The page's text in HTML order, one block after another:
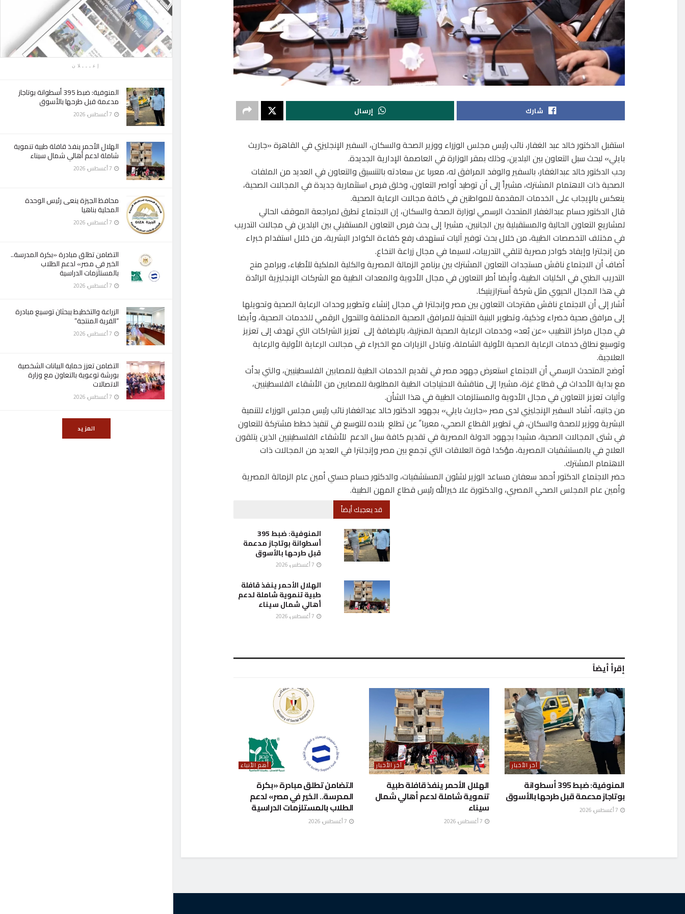
إعـــلان
المنوفية: ضبط 395 أسطوانة بوتاجاز
مدعمة قبل طرحها بالأسوق
الهلال الأحمر ينفذ قافلة طبية تنموية
شاملة لدعم أهالي شمال سيناء
محافظ الجيزة ينعى رئيس الوحدة
المحلية بناهيا
التضامن تطلق مبادرة «بكرة المدرسة..
الخير في مصر» لدعم الطلاب
بالمستلزمات الدراسية
الزراعة والتخطيط يبحثان توسيع مبادرة
“القرية المنتجة”
التضامن تعزز حماية البيانات الشخصية
بورشة توعوية بالتعاون مع وزارة
الاتصالات
المزيد
شارك إرسال
استقبل الدكتور خالد عبد الغفار، نائب رئيس مجلس الوزراء ووزير الصحة والسكان، السفير الإنجليزي في القاهرة «جاريث
بايلي» لبحث سبل التعاون بين البلدين، وذلك بمقر الوزارة في العاصمة الإدارية الجديدة.
رحب الدكتور خالد عبدالغفار، بالسفير والوفد المرافق له، معربا عن سعادته بالتنسيق والتعاون في العديد من الملفات
الصحية ذات الاهتمام المشترك، مشيراً إلى أن توطيد أواصر التعاون، وخلق فرص استثمارية جديدة في المجالات الصحية،
ينعكس بالإيجاب على الخدمات المقدمة للمواطنين في كافة مجالات الرعاية الصحية.
قال الدكتور حسام عبدالغفار المتحدث الرسمي لوزارة الصحة والسكان، إن الاجتماع تطرق لمراجعة الموقف الحالي
لمشاريع التعاون الحالية والمستقبلية بين الجانبين، مشيرا إلى بحث فرص التعاون المستقبلي بين البلدين في مجالات التدريب
في مختلف التخصصات الطبية، من خلال بحث توفير آليات تستهدف رفع كفاءة الكوادر البشرية، من خلال استقدام خبراء
من إنجلترا وإيفاد كوادر مصرية لتلقي التدريبات، لاسيما في مجال زراعة النخاع.
أضاف أن الاجتماع ناقش مستجدات التعاون المشترك بين برنامج الزمالة المصرية والكلية الملكية للأطباء، وبرامج منح
التدريب الطبي في الكليات الطبية، وأيضا أطر التعاون في مجال الأدوية والمعدات الطبية مع الشركات الإنجليزية الرائدة
في هذا المجال الحيوي مثل شركة أسترازينيكا.
أشار إلى أن الاجتماع ناقش مقترحات التعاون بين مصر وإنجلترا في مجال إنشاء وتطوير وحدات الرعاية الصحية وتحويلها
إلى مرافق صحية خضراء وذكية، وتطوير البنية التحتية للمرافق الصحية المختلفة والتحول الرقمي للخدمات الصحية، وأيضا
في مجال مراكز التطبيب «عن بُعد» وخدمات الرعاية الصحية المنزلية، بالإضافة إلى تعزيز الشراكات التي تهدف إلى تعزيز
وتوسيع نطاق خدمات الرعاية الصحية الأولية الشاملة، وتبادل الزيارات مع الخبراء في مجالات الرعاية الأولية والرعاية
العلاجية.
أوضح المتحدث الرسمي أن الاجتماع استعرض جهود مصر في تقديم الخدمات الطبية للمصابين الفلسطينيين، والتي بدأت
مع بداية الأحداث في قطاع غزة، مشيرا إلى مناقشة الاحتياجات الطبية المطلوبة للمصابين من الأشقاء الفلسطينيين،
وآليات تعزيز التعاون في مجال الأدوية والمستلزمات الطبية في هذا الشأن.
من جانبه، أشاد السفير الإنجليزي لدى مصر «جاريث بايلي» بجهود الدكتور خالد عبدالغفار نائب رئيس مجلس الوزراء للتنمية
البشرية ووزير للصحة والسكان، في تطوير القطاع الصحي، معربا ً عن تطلع بلاده للتوسع في تنفيذ خطط مشتركة للتعاون
في شتى المجالات الصحية، مشيدا بجهود الدولة المصرية في تقديم كافة سبل الدعم للأشقاء الفلسطينيين الذين يتلقون
العلاج في بالمستشفيات المصرية، مؤكدا قوة العلاقات التي تجمع بين مصر وإنجلترا في العديد من المجالات ذات
الاهتمام المشترك.
حضر الاجتماع الدكتور أحمد سعفان مساعد الوزير لشئون المستشفيات، والدكتور حسام حسني أمين عام الزمالة المصرية
وأمين عام المجلس الصحي المصري، والدكتورة علا خيرالله رئيس قطاع المهن الطبية.
قد يعجبك أيضاً
المنوفية: ضبط 395
أسطوانة بوتاجاز مدعمة
قبل طرحها بالأسوق
الهلال الأحمر ينفذ قافلة
طبية تنموية شاملة لدعم
أهالي شمال سيناء
إقرأ أيضاً
آخر الأخبار
المنوفية: ضبط 395 أسطوانة
بوتاجاز مدعمة قبل طرحها بالأسوق
آخر الأخبار
الهلال الأحمر ينفذ قافلة طبية
تنموية شاملة لدعم أهالي شمال
سيناء
أهم الأنباء
التضامن تطلق مبادرة «بكرة
المدرسة.. الخير في مصر» لدعم
الطلاب بالمستلزمات الدراسية